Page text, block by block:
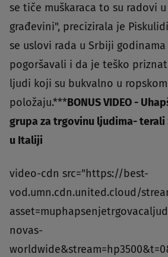
se tiče muškaraca to su radovi
građevini", precizirala je
se uslovi rada u Srbiji godinama
pogoršavali i da je teško
ljudi koji su bukvalno u ropskom
položaju.***BONUS VIDEO -
grupa za trgovinu ljudima- terali
u Italiji
video-cdn src="https://best-
vod.umn.cdn.united.cloud/
novas-